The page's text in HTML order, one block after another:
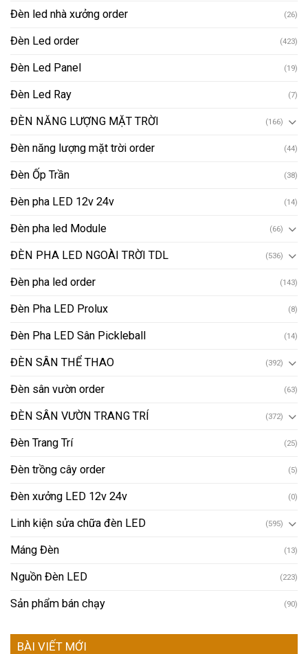
Đèn led nhà xưởng order (26)
Đèn Led order (423)
Đèn Led Panel (19)
Đèn Led Ray (7)
ĐÈN NĂNG LƯỢNG MẶT TRỜI (166)
Đèn năng lượng mặt trời order (44)
Đèn Ốp Trần (38)
Đèn pha LED 12v 24v (14)
Đèn pha led Module (66)
ĐÈN PHA LED NGOÀI TRỜI TDL (536)
Đèn pha led order (143)
Đèn Pha LED Prolux (8)
Đèn Pha LED Sân Pickleball (14)
ĐÈN SÂN THỂ THAO (392)
Đèn sân vườn order (63)
ĐÈN SÂN VƯỜN TRANG TRÍ (372)
Đèn Trang Trí (25)
Đèn trồng cây order (5)
Đèn xưởng LED 12v 24v (0)
Linh kiện sửa chữa đèn LED (595)
Máng Đèn (13)
Nguồn Đèn LED (223)
Sản phẩm bán chạy (90)
BÀI VIẾT MỚI